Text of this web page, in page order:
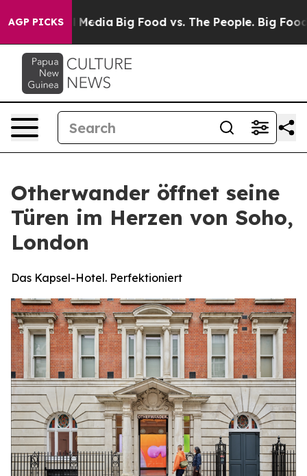
AGP PICKS
Media Big Food vs. The People. Big Food’s 239
Otherwander öffnet seine
Türen im Herzen von Soho,
London
Das Kapsel-Hotel. Perfektioniert